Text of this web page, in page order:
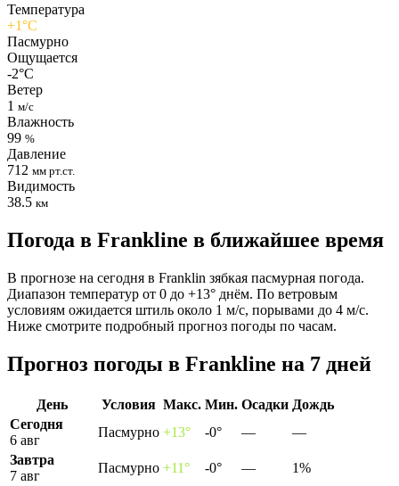
Температура
+1°C
Пасмурно
Ощущается
-2°C
Ветер
1 м/с
Влажность
99 %
Давление
712 мм рт.ст.
Видимость
38.5 км
Погода в Franklinе в ближайшее время
В прогнозе на сегодня в Franklin зябкая пасмурная погода.
Диапазон температур от 0 до +13° днём. По ветровым
условиям ожидается штиль около 1 м/с, порывами до 4 м/с.
Ниже смотрите подробный прогноз погоды по часам.
Прогноз погоды в Franklinе на 7 дней
День Условия Макс. Мин. Осадки Дождь
Сегодня
6 авг
Пасмурно +13° -0° —
—
Завтра
7 авг
Пасмурно +11° -0° —
1%